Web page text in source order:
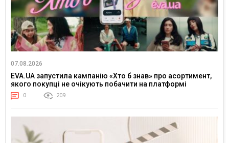
07.08.2026
EVA.UA запустила кампанію «Хто б знав» про асортимент,
якого покупці не очікують побачити на платформі
0 209